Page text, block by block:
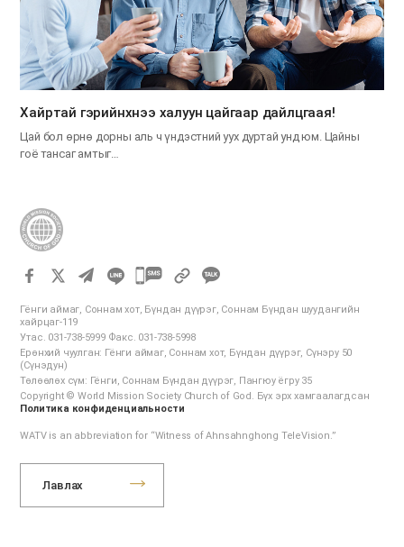
Хайртай гэрийнхнээ халуун цайгаар дайлцгаая!
Цай бол өрнө дорны аль ч үндэстний уух дуртай унд юм. Цайны
гоё тансаг амтыг…
카
오
공
유
하
기
Гёнги аймаг, Соннам хот, Бүндан дүүрэг, Соннам Бүндан шуудангийн
хайрцаг-119
Утас. 031-738-5999 Факс. 031-738-5998
Ерөнхий чуулган: Гёнги аймаг, Соннам хот, Бүндан дүүрэг, Сүнэру 50
(Сүнэдун)
Төлөөлөх сүм: Гёнги, Соннам Бүндан дүүрэг, Пангюу ёгру 35
Copyright © World Mission Society Church of God. Бүх эрх хамгаалагдсан
Политика конфиденциальности
WATV is an abbreviation for “Witness of Ahnsahnghong TeleVision.”
Лавлах